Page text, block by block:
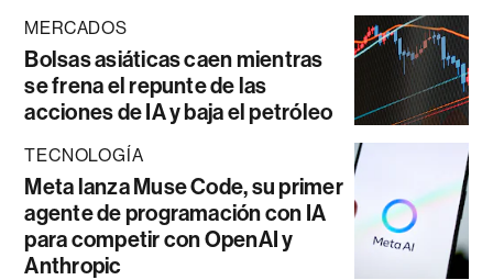
MERCADOS
Bolsas asiáticas caen mientras
se frena el repunte de las
acciones de IA y baja el petróleo
TECNOLOGÍA
Meta lanza Muse Code, su primer
agente de programación con IA
para competir con OpenAI y
Anthropic